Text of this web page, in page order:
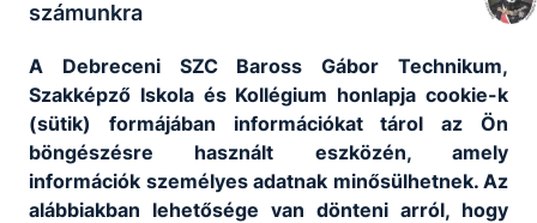
számunkra
A Debreceni SZC Baross Gábor Technikum,
Szakképző Iskola és Kollégium honlapja cookie-k
(sütik) formájában információkat tárol az Ön
böngészésre használt eszközén, amely
információk személyes adatnak minősülhetnek. Az
alábbiakban lehetősége van dönteni arról, hogy